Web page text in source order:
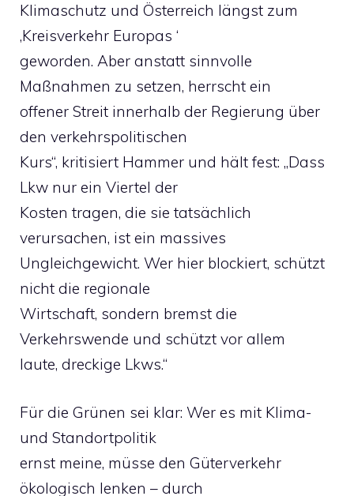
Klimaschutz und Österreich längst zum
‚Kreisverkehr Europas ‘
geworden. Aber anstatt sinnvolle
Maßnahmen zu setzen, herrscht ein
offener Streit innerhalb der Regierung über
den verkehrspolitischen
Kurs“, kritisiert Hammer und hält fest: „Dass
Lkw nur ein Viertel der
Kosten tragen, die sie tatsächlich
verursachen, ist ein massives
Ungleichgewicht. Wer hier blockiert, schützt
nicht die regionale
Wirtschaft, sondern bremst die
Verkehrswende und schützt vor allem
laute, dreckige Lkws.“
Für die Grünen sei klar: Wer es mit Klima-
und Standortpolitik
ernst meine, müsse den Güterverkehr
ökologisch lenken – durch